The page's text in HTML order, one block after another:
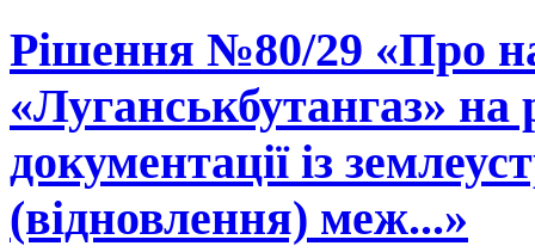
Рішення №80/29 «Про
«Луганськбутангаз» на
документації із
(відновлення) меж...»